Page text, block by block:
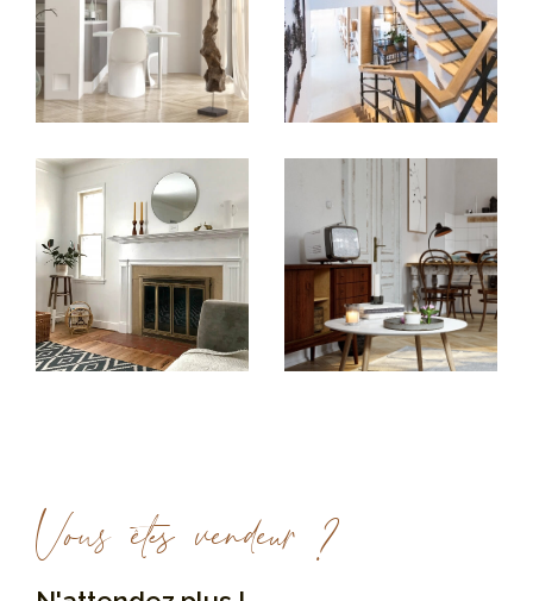
Acheter un bien immobilier
Si vous souhaitez investir dans l'immobilier sur
Vincennes ou Paris et recherchez l'agence idéale
pour vous soutenir dans cette démarche, SIAMO est
l'agence qu'il vous fait.
Expertes en immobilier sur ce secteur depuis des
années, nos équipes s'activent quotidiennement pour
dénicher la maison ou l'appartement de vos rêves.
Trouver une location
location sur la région de Vincennes.
Vous êtes vendeur ?